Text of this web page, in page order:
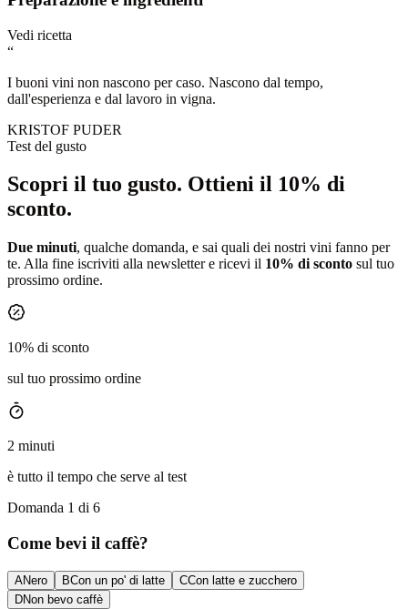
Vedi ricetta
“
I buoni vini non nascono per caso. Nascono dal tempo,
dall'esperienza e dal lavoro in vigna.
KRISTOF PUDER
Test del gusto
Scopri il tuo gusto. Ottieni il 10% di
sconto.
Due minuti, qualche domanda, e sai quali dei nostri vini fanno per
te. Alla fine iscriviti alla newsletter e ricevi il 10% di sconto sul tuo
prossimo ordine.
10% di sconto
sul tuo prossimo ordine
2 minuti
è tutto il tempo che serve al test
Domanda 1 di 6
Come bevi il caffè?
ANero BCon un po' di latte CCon latte e zucchero
DNon bevo caffè